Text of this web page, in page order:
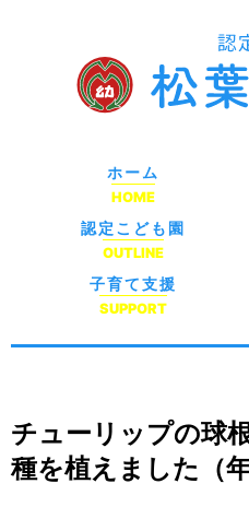
ホーム
HOME
認定こども園
OUTLINE
子育て支援
SUPPORT
チューリップの球
種を植えました（年